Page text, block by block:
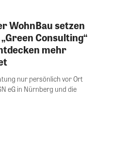
WohnBau setzen
Consulting“
mehr
nur persönlich vor Ort
eG in Nürnberg und die